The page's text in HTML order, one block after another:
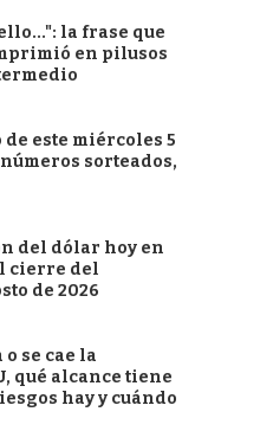
la frase que
en pilusos
de este miércoles 5
sorteados,
del dólar hoy en
cierre del
de 2026
se cae la
qué alcance tiene
hay y cuándo